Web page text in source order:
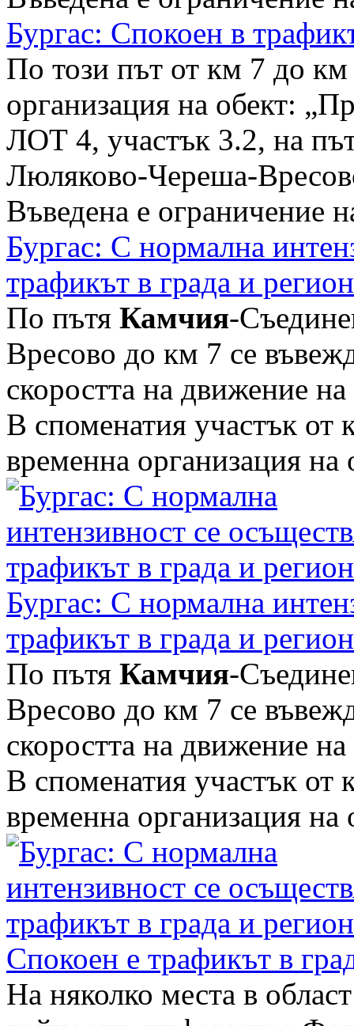
Бургас: Спокоен в
По този път от км 7 до
организация на обект:
ЛОТ 4, участък 3.2, на
Люляково-Череша-
Въведена е ограничение
Бургас: С нормална
трафикът в града и
По пътя Камчия-
Вресово до км 7 се
скоростта на движение
В споменатия участък от
временна организация на
Бургас: С нормална
трафикът в града и
По пътя Камчия-
Вресово до км 7 се
скоростта на движение
В споменатия участък от
временна организация на
Спокоен е трафикът в
На няколко места в